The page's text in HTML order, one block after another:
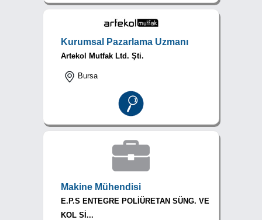
Kurumsal Pazarlama Uzmanı
Artekol Mutfak Ltd. Şti.
Bursa
Makine Mühendisi
E.P.S ENTEGRE POLİÜRETAN SÜNG. VE
KOL Sİ...